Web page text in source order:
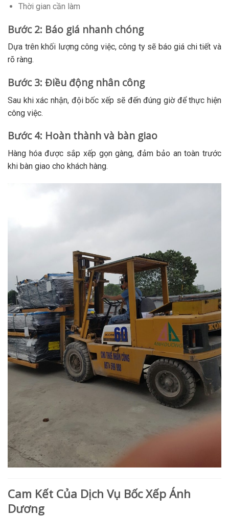
Thời gian cần làm
Bước 2: Báo giá nhanh chóng
Dựa trên khối lượng công việc, công ty sẽ báo giá chi tiết và
rõ ràng.
Bước 3: Điều động nhân công
Sau khi xác nhận, đội bốc xếp sẽ đến đúng giờ để thực hiện
công việc.
Bước 4: Hoàn thành và bàn giao
Hàng hóa được sắp xếp gọn gàng, đảm bảo an toàn trước
khi bàn giao cho khách hàng.
Cam Kết Của Dịch Vụ Bốc Xếp Ánh
Dương